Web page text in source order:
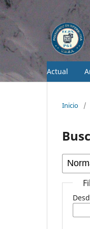
Actual
Inicio /